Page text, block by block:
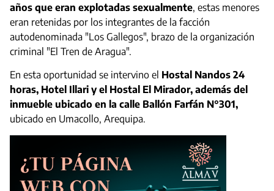
años que eran explotadas sexualmente, estas menores
eran retenidas por los integrantes de la facción
autodenominada "Los Gallegos", brazo de la organización
criminal "El Tren de Aragua".
En esta oportunidad se intervino el Hostal Nandos 24
horas, Hotel Illari y el Hostal El Mirador, además del
inmueble ubicado en la calle Ballón Farfán N°301,
ubicado en Umacollo, Arequipa.